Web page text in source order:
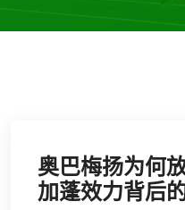
奥巴梅扬为何
加蓬效力背后